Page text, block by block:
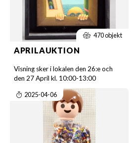
470 objekt
APRILAUKTION
Visning sker i lokalen den 26:e och
den 27 April kl. 10:00-13:00
2025-04-06